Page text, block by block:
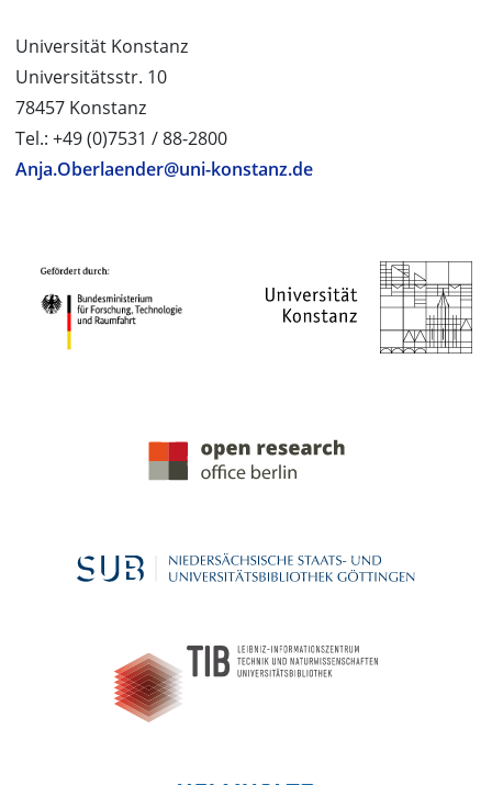
Universität Konstanz
Universitätsstr. 10
78457 Konstanz
Tel.: +49 (0)7531 / 88-2800
Anja.Oberlaender@uni-konstanz.de